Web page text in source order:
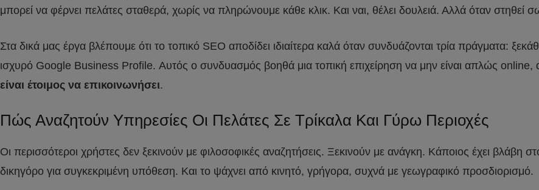
μπορεί να φέρνει πελάτες σταθερά, χωρίς να πληρώνουμε κάθε κλικ. Και ναι, θέλει δουλειά. Αλλά όταν στηθεί
Στα δικά μας έργα βλέπουμε ότι το τοπικό SEO αποδίδει ιδιαίτερα καλά όταν συνδυάζονται τρία πράγματα:
ισχυρό Google Business Profile. Αυτός ο συνδυασμός βοηθά μια τοπική επιχείρηση να μην είναι απλώς online,
είναι έτοιμος να επικοινωνήσει.
Πώς Αναζητούν Υπηρεσίες Οι Πελάτες Σε Τρίκαλα Και Γύρω Περιοχές
Οι περισσότεροι χρήστες δεν ξεκινούν με φιλοσοφικές αναζητήσεις. Ξεκινούν με ανάγκη. Κάποιος έχει βλάβη
δικηγόρο για συγκεκριμένη υπόθεση. Και το ψάχνει από κινητό, γρήγορα, συχνά με γεωγραφικό προσδιορισμό.